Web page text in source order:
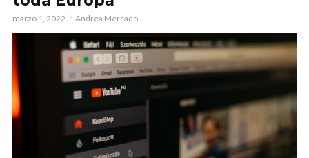
marzo 1, 2022 Andrea Mercado